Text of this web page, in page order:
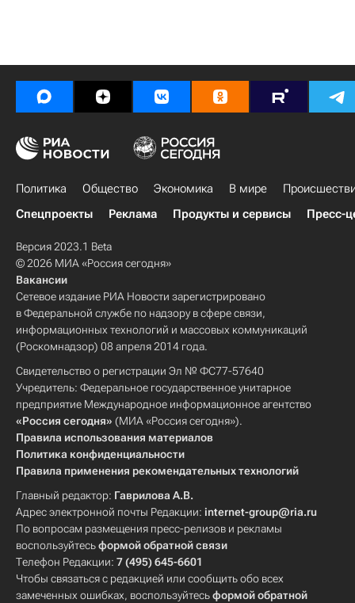
Политика Общество Экономика В мире
Спецпроекты
Реклама Продукты и сервисы Пресс-
Версия 2023.1 Beta
© 2026 МИА «Россия сегодня»
Вакансии
Сетевое издание РИА Новости зарегистрировано
в Федеральной службе по надзору в сфере связи,
информационных технологий и массовых коммуникаций
(Роскомнадзор) 08 апреля 2014 года.
Свидетельство о регистрации Эл № ФС77-57640
Учредитель: Федеральное государственное унитарное
предприятие Международное информационное агентство
«Россия сегодня» (МИА «Россия сегодня»).
Правила использования материалов
Политика конфиденциальности
Правила применения рекомендательных технологий
Главный редактор: Гаврилова А.В.
Адрес электронной почты Редакции: internet-group@ria.ru
По вопросам размещения пресс-релизов и рекламы
воспользуйтесьформой обратной связи
Телефон Редакции: 7 (495) 645-6601
Чтобы связаться с редакцией или сообщить обо всех
замеченных ошибках, воспользуйтесьформой обратной